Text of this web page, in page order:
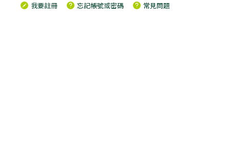
我要註冊 忘記帳號或密碼 常見問題